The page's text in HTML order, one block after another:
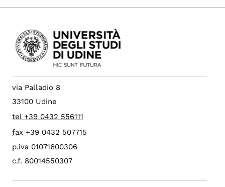
via Palladio 8
33100 Udine
tel +39 0432 556111
fax +39 0432 507715
p.iva 01071600306
c.f. 80014550307